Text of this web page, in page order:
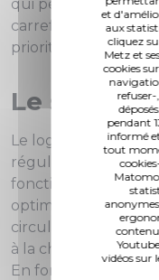
et
aux
cliquez
Metz et
cookies
refuser-
pendant
informé
tout
vidéos sur
qui permet une
carrefours,
priorité absolue des
Le
Le logiciel Gertrude
régulation en
fonction à Metz
optimale des feux,
circulation, grâce à
à la chaussée et
En fonction des flux